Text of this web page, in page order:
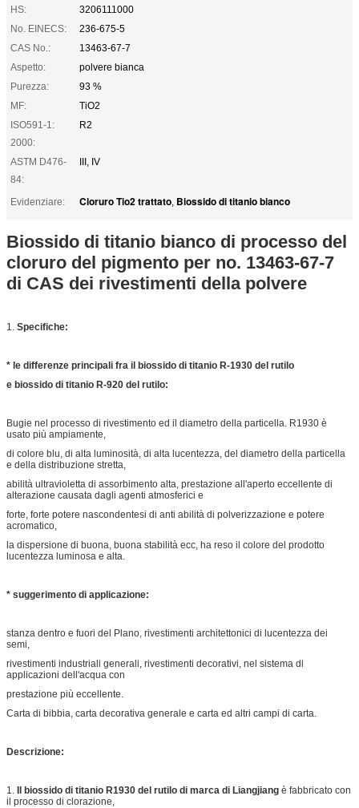
HS:
3206111000
No. EINECS:
236-675-5
CAS No.:
13463-67-7
Aspetto:
polvere bianca
Purezza:
93 %
MF:
TiO2
ISO591-1:
2000:
R2
ASTM D476-
84:
III, IV
Evidenziare: Cloruro Tio2 trattato, Biossido di titanio bianco
Biossido di titanio bianco di processo del
cloruro del pigmento per no. 13463-67-7
di CAS dei rivestimenti della polvere
1. Specifiche:
* le differenze principali fra il biossido di titanio R-1930 del rutilo
e biossido di titanio R-920 del rutilo:
Bugie nel processo di rivestimento ed il diametro della particella. R1930 è
usato più ampiamente,
di colore blu, di alta luminosità, di alta lucentezza, del diametro della particella
e della distribuzione stretta,
abilità ultravioletta di assorbimento alta, prestazione all'aperto eccellente di
alterazione causata dagli agenti atmosferici e
forte, forte potere nascondentesi di anti abilità di polverizzazione e potere
acromatico,
la dispersione di buona, buona stabilità ecc, ha reso il colore del prodotto
lucentezza luminosa e alta.
* suggerimento di applicazione:
stanza dentro e fuori del Plano, rivestimenti architettonici di lucentezza dei
semi,
rivestimenti industriali generali, rivestimenti decorativi, nel sistema di
applicazioni dell'acqua con
prestazione più eccellente.
Carta di bibbia, carta decorativa generale e carta ed altri campi di carta.
Descrizione:
1. Il biossido di titanio R1930 del rutilo di marca di Liangjiang è fabbricato con
il processo di clorazione,